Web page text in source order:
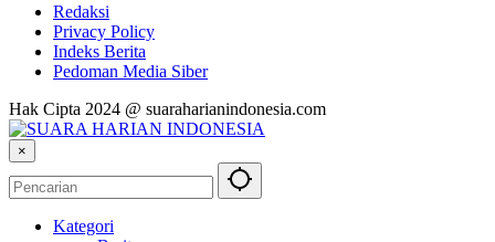
Redaksi
Privacy Policy
Indeks Berita
Pedoman Media Siber
Hak Cipta 2024 @ suaraharianindonesia.com
×
Kategori